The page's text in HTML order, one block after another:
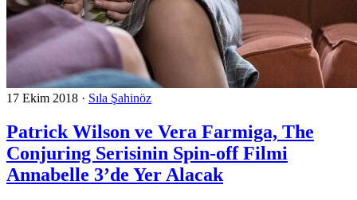
17 Ekim 2018 · Sıla Şahinöz
Patrick Wilson ve Vera Farmiga, The
Conjuring Serisinin Spin-off Filmi
Annabelle 3’de Yer Alacak